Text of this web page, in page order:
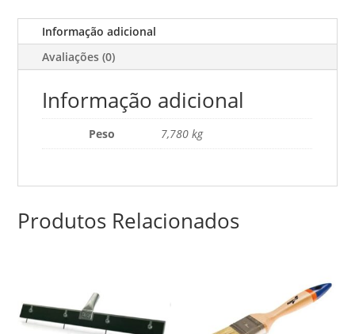
(3
Informação adicional
Avaliações (0)
Informação adicional
Peso 7,780 kg
Produtos Relacionados